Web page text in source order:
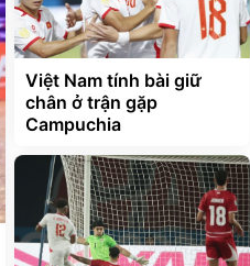
Việt Nam tính bài giữ
chân ở trận gặp
Campuchia